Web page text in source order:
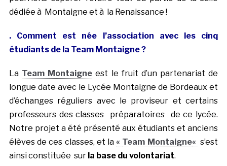
dédiée à Montaigne et à la Renaissance !
. Comment est née l’association avec les cinq
étudiants de la Team Montaigne ?
La Team Montaigne est le fruit d’un partenariat de
longue date avec le Lycée Montaigne de Bordeaux et
d’échanges réguliers avec le proviseur et certains
professeurs des classes préparatoires de ce lycée.
Notre projet a été présenté aux étudiants et anciens
élèves de ces classes, et la« Team Montaigne« s’est
ainsi constituée sur la base du volontariat.